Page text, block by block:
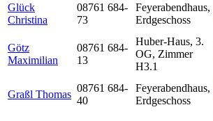
Glück
Christina
08761 684-
73
Feyerabendhaus,
Erdgeschoss
Götz
Maximilian
08761 684-
13
Huber-Haus, 3.
OG, Zimmer
H3.1
Graßl Thomas
08761 684-
40
Feyerabendhaus,
Erdgeschoss